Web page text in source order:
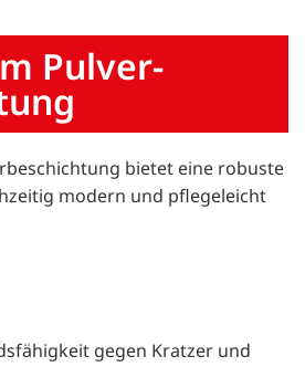
Pulver­
bietet eine robuste
modern und pflegeleicht
gegen Kratzer und